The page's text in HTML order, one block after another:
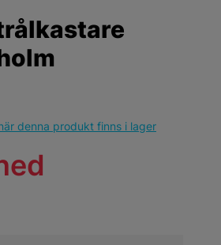
denna produkt finns i lager